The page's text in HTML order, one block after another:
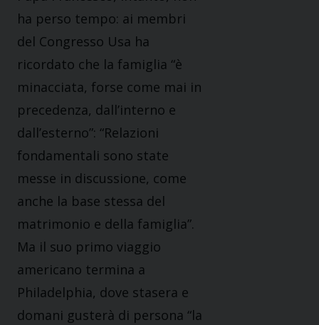
ha perso tempo: ai membri
del Congresso Usa ha
ricordato che la famiglia “è
minacciata, forse come mai in
precedenza, dall’interno e
dall’esterno”: “Relazioni
fondamentali sono state
messe in discussione, come
anche la base stessa del
matrimonio e della famiglia”.
Ma il suo primo viaggio
americano termina a
Philadelphia, dove stasera e
domani gusterà di persona “la